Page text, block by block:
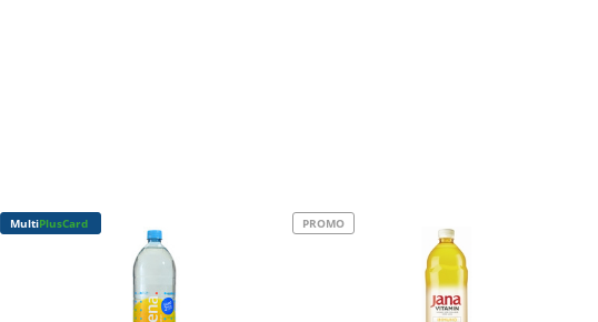
MultiPlusCard PROMO